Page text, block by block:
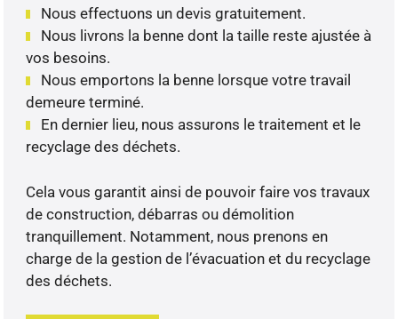
Nous effectuons un devis gratuitement.
Nous livrons la benne dont la taille reste ajustée à
vos besoins.
Nous emportons la benne lorsque votre travail
demeure terminé.
En dernier lieu, nous assurons le traitement et le
recyclage des déchets.
Cela vous garantit ainsi de pouvoir faire vos travaux
de construction, débarras ou démolition
tranquillement. Notamment, nous prenons en
charge de la gestion de l’évacuation et du recyclage
des déchets.